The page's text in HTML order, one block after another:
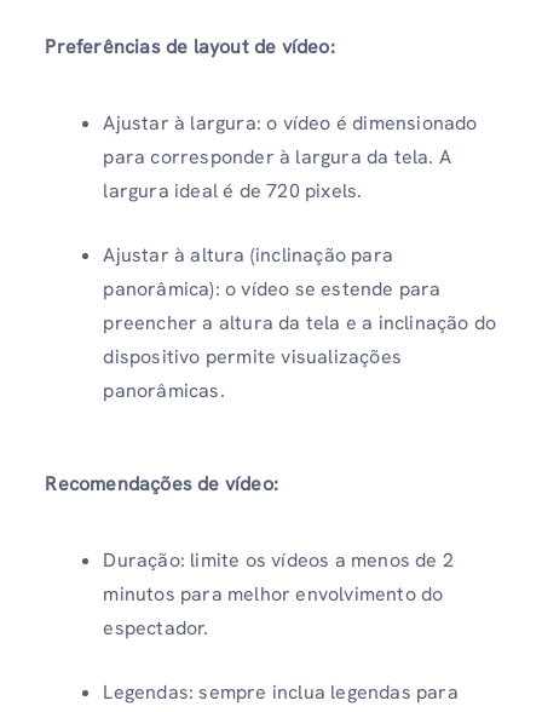
Preferências de layout de vídeo:
Ajustar à largura: o vídeo é dimensionado
para corresponder à largura da tela. A
largura ideal é de 720 pixels.
Ajustar à altura (inclinação para
panorâmica): o vídeo se estende para
preencher a altura da tela e a inclinação do
dispositivo permite visualizações
panorâmicas.
Recomendações de vídeo:
Duração: limite os vídeos a menos de 2
minutos para melhor envolvimento do
espectador.
Legendas: sempre inclua legendas para